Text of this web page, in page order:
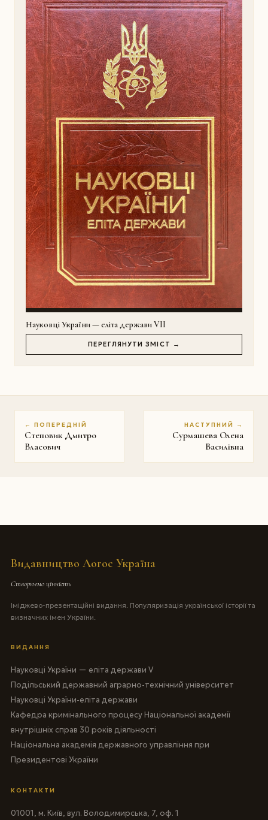
Науковці України — еліта держави VII
ПЕРЕГЛЯНУТИ ЗМІСТ →
← ПОПЕРЕДНІЙ
Степовик Дмитро
Власович
НАСТУПНИЙ →
Сурмашева Олена
Василівна
Видавництво Логос Україна
Створюємо цінність
Іміджево-презентаційні видання. Популяризація української історії та
визначних імен України.
ВИДАННЯ
Науковці України — еліта держави V
Подільський державний аграрно-технічний університет
Науковці України-еліта держави
Кафедра кримінального процесу Національної академії
внутрішніх справ 30 років діяльності
Національна академія державного управління при
Президентові України
КОНТАКТИ
01001, м. Київ, вул. Володимирська, 7, оф. 1